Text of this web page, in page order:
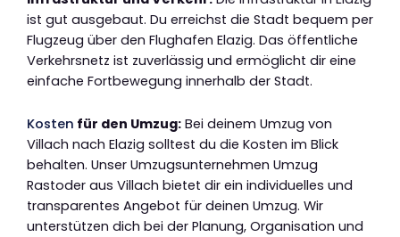
ist gut ausgebaut. Du erreichst die Stadt bequem per
Flugzeug über den Flughafen Elazig. Das öffentliche
Verkehrsnetz ist zuverlässig und ermöglicht dir eine
einfache Fortbewegung innerhalb der Stadt.
Kosten für den Umzug: Bei deinem Umzug von
Villach nach Elazig solltest du die Kosten im Blick
behalten. Unser Umzugsunternehmen Umzug
Rastoder aus Villach bietet dir ein individuelles und
transparentes Angebot für deinen Umzug. Wir
unterstützen dich bei der Planung, Organisation und